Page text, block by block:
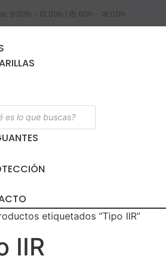
9:00h - 13:00h | 15:00h - 18:00h
etiquetados “Tipo IIR”
IIR